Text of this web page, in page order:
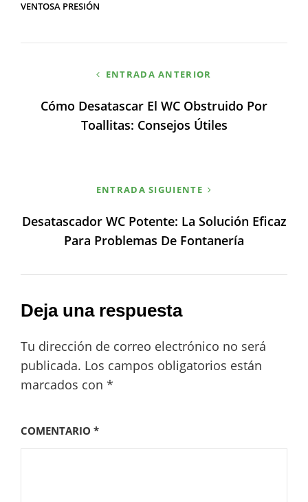
VENTOSA PRESIÓN
entradas
ENTRADA ANTERIOR
Cómo Desatascar El WC Obstruido Por
Toallitas: Consejos Útiles
ENTRADA SIGUIENTE
Desatascador WC Potente: La Solución Eficaz
Para Problemas De Fontanería
Deja una respuesta
Tu dirección de correo electrónico no será
publicada. Los campos obligatorios están
marcados con *
COMENTARIO *